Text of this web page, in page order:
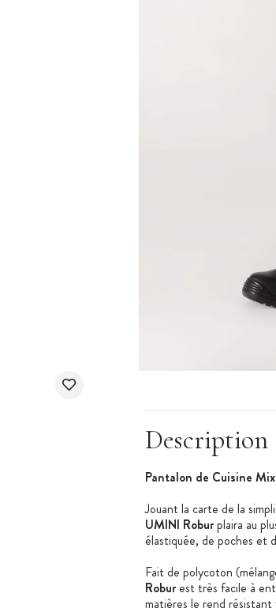
Description
Pantalon de Cuisine
Jouant la carte de la
UMINI Roburplaira au
élastiquée, de poches et
Fait de polycoton
Roburest très facile à
matières le rend